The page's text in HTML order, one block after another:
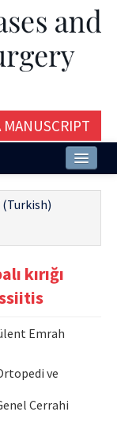
(Turkish)
kırığı
Emrah
ve
Cerrahi